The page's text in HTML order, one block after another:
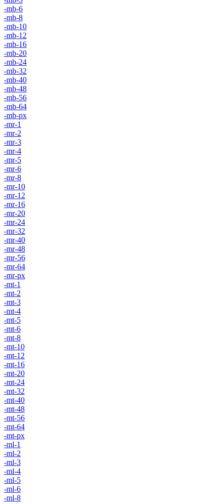
-mb-6
-mb-8
-mb-10
-mb-12
-mb-16
-mb-20
-mb-24
-mb-32
-mb-40
-mb-48
-mb-56
-mb-64
-mb-px
-mr-1
-mr-2
-mr-3
-mr-4
-mr-5
-mr-6
-mr-8
-mr-10
-mr-12
-mr-16
-mr-20
-mr-24
-mr-32
-mr-40
-mr-48
-mr-56
-mr-64
-mr-px
-mt-1
-mt-2
-mt-3
-mt-4
-mt-5
-mt-6
-mt-8
-mt-10
-mt-12
-mt-16
-mt-20
-mt-24
-mt-32
-mt-40
-mt-48
-mt-56
-mt-64
-mt-px
-ml-1
-ml-2
-ml-3
-ml-4
-ml-5
-ml-6
-ml-8